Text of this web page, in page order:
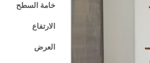
خامة السطح
الارتفاع
العرض